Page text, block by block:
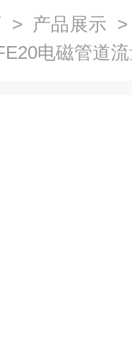
> 产品展示
电磁管道